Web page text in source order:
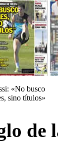
«No busco
sino títulos»
de